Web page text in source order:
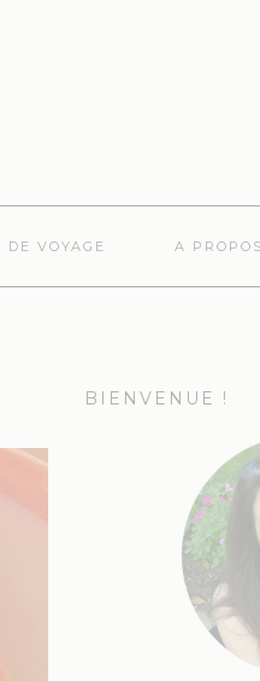
DE VOYAGE A PROPOS
BIENVENUE !